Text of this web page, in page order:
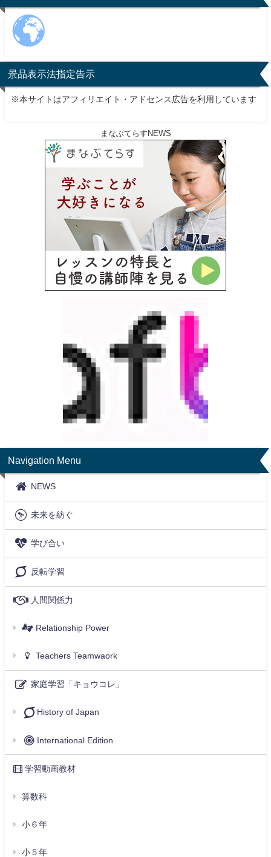
景品表示法指定告示
※本サイトはアフィリエイト・アドセンス広告を利用しています
まなぶてらすNEWS
Navigation Menu
NEWS
未来を紡ぐ
学び合い
反転学習
人間関係力
Relationship Power
Teachers Teamwaork
家庭学習「キョウコレ」
History of Japan
International Edition
学習動画教材
算数科
小６年
小５年